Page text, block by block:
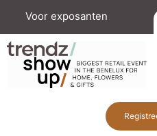
Voor exposanten